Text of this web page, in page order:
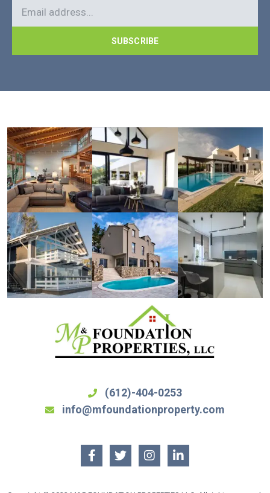
SUBSCRIBE
(612)-404-0253
info@mfoundationproperty.com